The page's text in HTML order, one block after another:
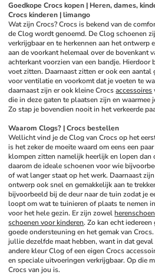
Goedkope Crocs kopen | Heren, dames,
Crocs kinderen | limango
Wat zijn Crocs? Crocs is bekend van de
de Clog wordt genoemd. De Clog schoenen
verkrijgbaar en te herkennen aan het ontwerp
aan de voorkant helemaal over de bovenkant
achterkant voorzien van een bandje.
voet zitten. Daarnaast zitten er ook een
voor ventilatie en voorkomt dat je voeten te
daarnaast zijn er ook kleine Crocs accessoires
die in deze gaten te plaatsen zijn en waarmee
Zo stap je bovendien nooit in het verkeerde
Waarom Clogs? | Crocs bestellen
Wellicht vind je de Clog van Crocs op het
is het zeker de moeite waard om eens een
klompen zitten namelijk heerlijk en lopen dan
daarom de ideale schoenen voor wie
of wat langer staat op het werk. Daarnaast
ontwerp ook snel en gemakkelijk aan te
bijvoorbeeld bij de deur naar de tuin zodat je
loopt om wat te tuinieren of plaats te nemen
voor het hele gezin. Er zijn zowel
schoenen voor kinderen. Zo kan echt
goede ondersteuning en het gemak van
jullie dezelfde maat hebben, want in dat
andere kleur Clog of een eigen Crocs
en speciale uitvoeringen verkrijgbaar. Op die
Crocs van jou is.